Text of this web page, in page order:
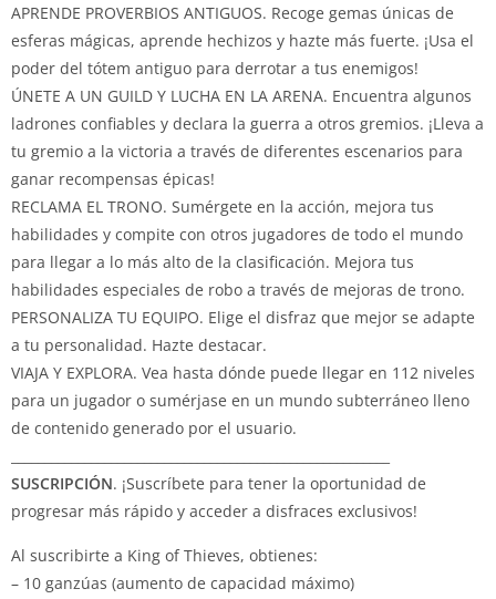
APRENDE PROVERBIOS ANTIGUOS. Recoge gemas únicas de
esferas mágicas, aprende hechizos y hazte más fuerte. ¡Usa el
poder del tótem antiguo para derrotar a tus enemigos!
ÚNETE A UN GUILD Y LUCHA EN LA ARENA. Encuentra algunos
ladrones confiables y declara la guerra a otros gremios. ¡Lleva a
tu gremio a la victoria a través de diferentes escenarios para
ganar recompensas épicas!
RECLAMA EL TRONO. Sumérgete en la acción, mejora tus
habilidades y compite con otros jugadores de todo el mundo
para llegar a lo más alto de la clasificación. Mejora tus
habilidades especiales de robo a través de mejoras de trono.
PERSONALIZA TU EQUIPO. Elige el disfraz que mejor se adapte
a tu personalidad. Hazte destacar.
VIAJA Y EXPLORA. Vea hasta dónde puede llegar en 112 niveles
para un jugador o sumérjase en un mundo subterráneo lleno
de contenido generado por el usuario.
SUSCRIPCIÓN. ¡Suscríbete para tener la oportunidad de
progresar más rápido y acceder a disfraces exclusivos!
Al suscribirte a King of Thieves, obtienes:
– 10 ganzúas (aumento de capacidad máximo)